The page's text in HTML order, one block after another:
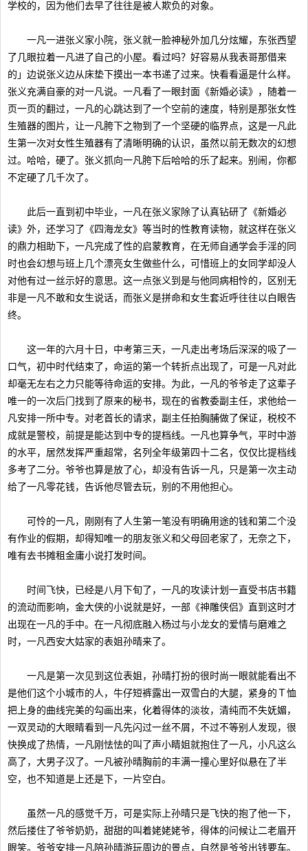
学校的，因为他们去早了往往是被人欺负的对象。
一凡一进张义家小院，张义就一脸神秘外加几分炫耀，东张西望
了几眼拉着一凡进了自己的小屋。看过吗？好容易从我表哥那借来
的」边说张义边从床垫下摸出一本书递了过来。快看看逼是什么样。
张义充满自豪的对一凡说。一凡看了一眼封面《新婚必读》，随着一
页一页的翻过，一凡的心跳达到了一个空前的速度，特别是那张女性
生殖器的图片，让一凡胯下之物到了一个坚硬的临界点，这是一凡此
生第一次对女性生殖器有了清晰明确的认识，虽然以前无数次的幻想
过。哈哈，硬了。张义抓向一凡胯下后哈哈的乐了起来。别闹，你都
不定硬了几千次了。
此后一直到初中毕业，一凡在张义家除了认真钻研了《新婚必
读》外，还学习了《四海龙女》等当时的性教育读物，就这样在张义
的鼎力相助下，一凡完成了性的启蒙教育，在无师自通学会手淫的同
时也会幻想与班上几个漂亮女生做些什么，可惜班上的女同学却没人
对他有过一丝示好的意思。这一点张义到是与他同病相怜的，区别无
非是一凡不敢和女生说话，而张义是拼命和女生套近呼往往以白眼告
终。
这一年的六月十日，中考第三天，一凡走出考场后深深的吸了一
口气，初中时代结束了，命运的第一个转折点出现了，可是一凡对此
却毫无左右之力只能等待命运的安排。为此，一凡的爷爷走了这辈子
唯一的一次后门找到了原来的秘书，现在的省教委副主任，求他给一
凡安排一所中专。对老首长的请求，副主任拍胸脯做了保证，税校不
成就是警校，前提是能达到中专的提档线。一凡也算争气，平时中游
的水平，居然发挥严重超常，名列全年级第四十二名，仅仅比提档线
多考了二分。爷爷也算是放了心，却没有告诉一凡，只是第一次主动
给了一凡零花钱，告诉他尽管去玩，别的不用他担心。
可怜的一凡，刚刚有了人生第一笔没有明确用途的钱和第二个没
有作业的假期，却得知唯一的朋友张义和父母回老家了，无奈之下，
唯有去书摊租金庸小说打发时间。
时间飞快，已经是八月下旬了，一凡的攻读计划一直受书店书籍
的流动而影响，金大侠的小说就是好，一部《神雕侠侣》直到这时才
出现在一凡的手中。在一凡彻底融入杨过与小龙女的爱情与磨难之
时，一凡西安大姑家的表姐孙晴来了。
一凡是第一次见到这位表姐，孙晴打扮的很时尚一眼就能看出不
是他们这个小城市的人，牛仔短裤露出一双雪白的大腿，紧身的Ｔ恤
把上身的曲线完美的勾画出来，化着得体的淡妆，清纯而不失妩媚，
一双灵动的大眼睛看到一凡先闪过一丝不屑，不过不等别人发现，很
快换成了热情，一凡刚怯怯的叫了声小睛姐就抱住了一凡，小凡这么
高了，大男子汉了。一凡被孙晴胸前的丰满一撞心里好似悬在了半
空，也不知道是上还是下，一片空白。
虽然一凡的感觉千万，可是实际上孙晴只是飞快的抱了他一下，
然后搂住了爷爷奶奶，甜甜的叫着姥姥姥爷，得体的问候让二老眉开
眼笑。爷爷安排一凡陪孙晴游玩周边的景点，自然是爷爷出钱要车。